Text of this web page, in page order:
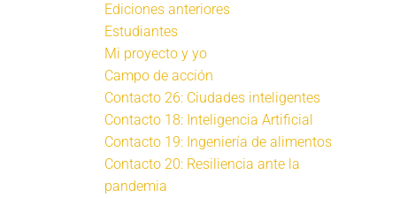
Ediciones anteriores
Estudiantes
Mi proyecto y yo
Campo de acción
Contacto 26: Ciudades inteligentes
Contacto 18: Inteligencia Artificial
Contacto 19: Ingeniería de alimentos
Contacto 20: Resiliencia ante la
pandemia